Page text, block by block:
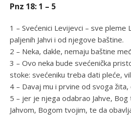
Pnz 18: 1 – 5
1 – Svećenici Levijevci – sve
paljenih Jahvi i od njegove baštine.
2 – Neka, dakle, nemaju baštine
3 – Ovo neka bude svećenička
stoke: svećeniku treba dati pleće,
4 – Davaj mu i prvine od svoga
5 – jer je njega odabrao Jahve,
Jahvom, Bogom tvojim, te da